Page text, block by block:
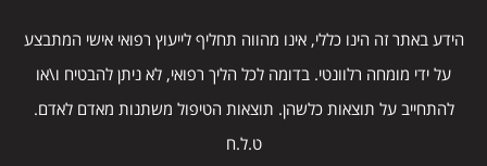
הידע באתר זה הינו כללי, אינו מהווה תחליף לייעוץ רפואי אישי המתבצע
על ידי מומחה רלוונטי. בדומה לכל הליך רפואי, לא ניתן להבטיח ו\או
להתחייב על תוצאות כלשהן. תוצאות הטיפול משתנות מאדם לאדם.
ט.ל.ח